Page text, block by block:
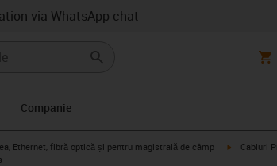
via WhatsApp chat
Companie
rightEthernet, fibră optică și pentru magistrală de câmp igus-icon-
Cabluri